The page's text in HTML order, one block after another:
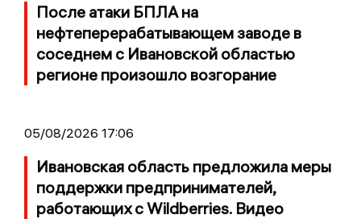
После атаки БПЛА на
нефтеперерабатывающем заводе в
соседнем с Ивановской областью
регионе произошло возгорание
05/08/2026 17:06
Ивановская область предложила меры
поддержки предпринимателей,
работающих с Wildberries. Видео